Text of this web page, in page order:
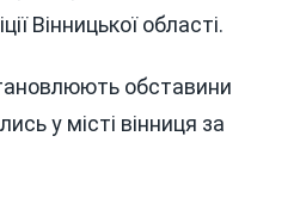
Вінницької області.